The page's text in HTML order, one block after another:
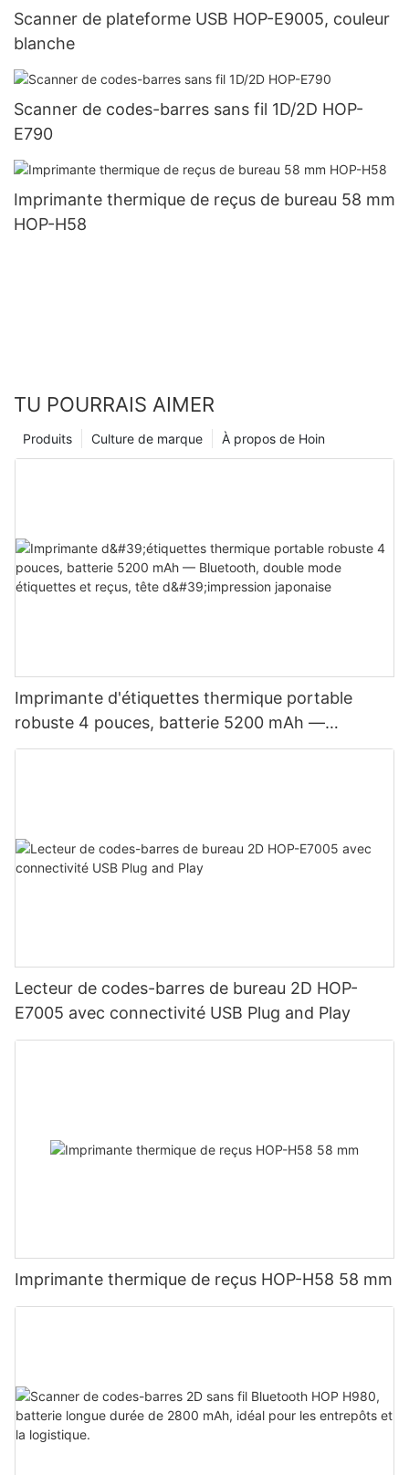
Scanner de plateforme USB HOP-E9005, couleur
blanche
Scanner de codes-barres sans fil 1D/2D HOP-
E790
Imprimante thermique de reçus de bureau 58 mm
HOP-H58
TU POURRAIS AIMER
À propos de Hoin
Culture de marque
Produits
Imprimante d'étiquettes thermique portable
robuste 4 pouces, batterie 5200 mAh —
Bluetooth, double mode étiquettes et reçus, tête
Lecteur de codes-barres de bureau 2D HOP-
E7005 avec connectivité USB Plug and Play
Imprimante thermique de reçus HOP-H58 58 mm